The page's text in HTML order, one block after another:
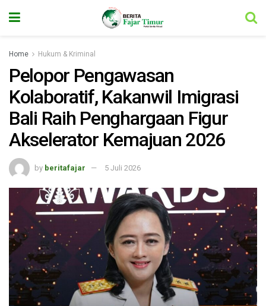
Home Hukum & Kriminal
Pelopor Pengawasan
Kolaboratif, Kakanwil Imigrasi
Bali Raih Penghargaan Figur
Akselerator Kemajuan 2026
by beritafajar 5 Juli 2026